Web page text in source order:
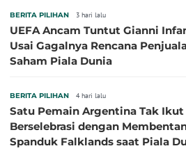
BERITA PILIHAN 3 hari lalu
UEFA Ancam Tuntut Gianni
Usai Gagalnya Rencana
Saham Piala Dunia
BERITA PILIHAN 4 hari lalu
Satu Pemain Argentina Tak Ikut
Berselebrasi dengan
Spanduk Falklands saat Piala